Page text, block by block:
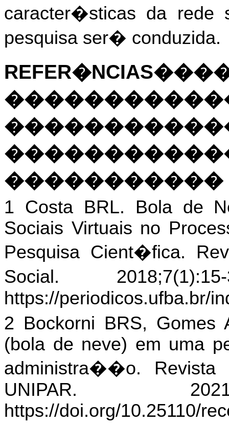
caracter�sticas da rede
pesquisa ser� conduzida.
�����������
1 Costa BRL. Bola de
Sociais Virtuais no
Pesquisa Cient�fica.
Social.
https://periodicos.ufba.br/
2 Bockorni BRS, Gomes
(bola de neve) em uma
administra��o.
UNIPAR.
https://doi.org/10.25110/